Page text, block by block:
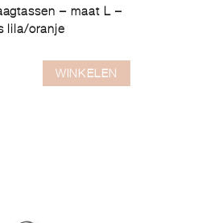
– maat L –
lila/oranje
WINKELEN